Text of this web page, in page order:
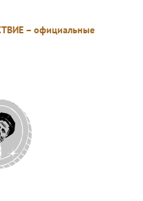
– официальные